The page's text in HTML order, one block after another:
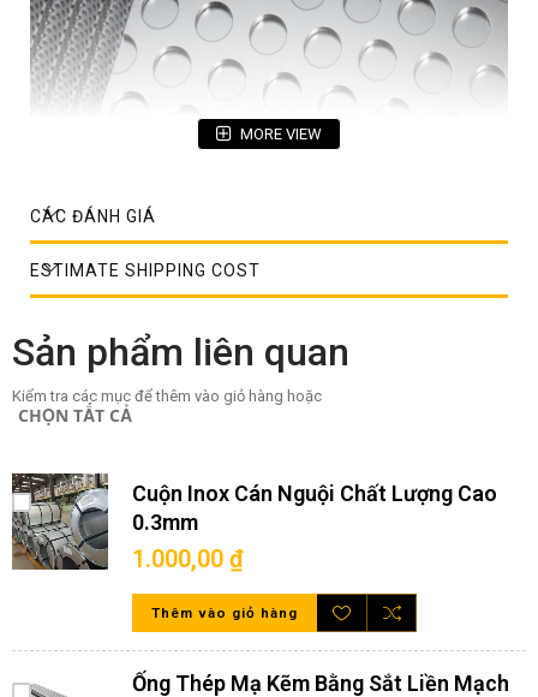
Một vài kiểu dáng mắt lỗ đột đơn giản
MORE VIEW
CÁC ĐÁNH GIÁ
ESTIMATE SHIPPING COST
Sản phẩm liên quan
Kiểm tra các mục để thêm vào giỏ hàng hoặc
CHỌN TẤT CẢ
Cuộn Inox Cán Nguội Chất Lượng Cao
0.3mm
1.000,00 ₫
Thêm vào giỏ hàng
Ống Thép Mạ Kẽm Bằng Sắt Liền Mạch